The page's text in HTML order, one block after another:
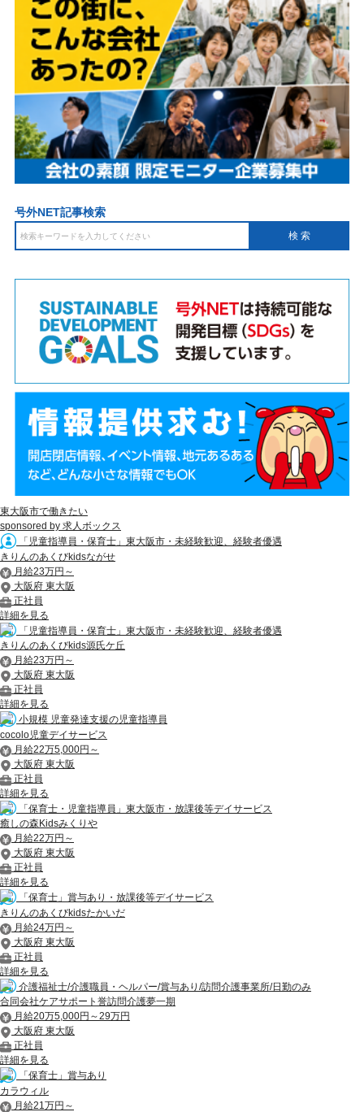
号外NET記事検索
東大阪市で働きたい
sponsored by 求人ボックス
「児童指導員・保育士」東大阪市・未経験歓迎、経験者優遇
きりんのあくびkidsながせ
月給23万円～
大阪府 東大阪
正社員
詳細を見る
「児童指導員・保育士」東大阪市・未経験歓迎、経験者優遇
きりんのあくびkids源氏ケ丘
月給23万円～
大阪府 東大阪
正社員
詳細を見る
小規模 児童発達支援の児童指導員
cocolo児童デイサービス
月給22万5,000円～
大阪府 東大阪
正社員
詳細を見る
「保育士・児童指導員」東大阪市・放課後等デイサービス
癒しの森Kidsみくりや
月給22万円～
大阪府 東大阪
正社員
詳細を見る
「保育士」賞与あり・放課後等デイサービス
きりんのあくびkidsたかいだ
月給24万円～
大阪府 東大阪
正社員
詳細を見る
介護福祉士/介護職員・ヘルパー/賞与あり/訪問介護事業所/日勤のみ
合同会社ケアサポート誉訪問介護夢一期
月給20万5,000円～29万円
大阪府 東大阪
正社員
詳細を見る
「保育士」賞与あり
カラウィル
月給21万円～